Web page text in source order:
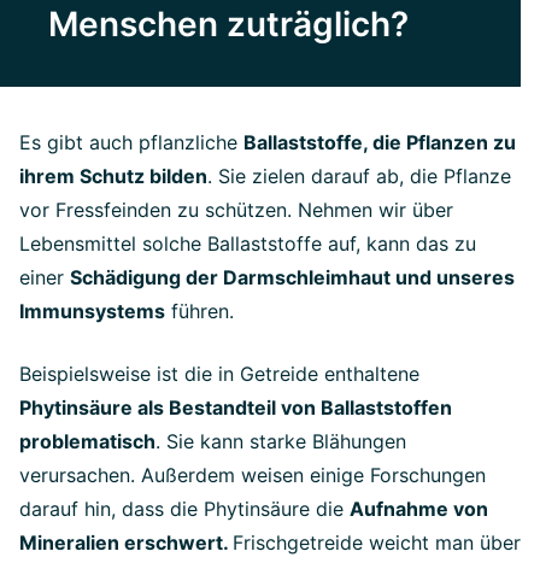
Menschen zuträglich?
Es gibt auch pflanzliche Ballaststoffe, die Pflanzen zu
ihrem Schutz bilden. Sie zielen darauf ab, die Pflanze
vor Fressfeinden zu schützen. Nehmen wir über
Lebensmittel solche Ballaststoffe auf, kann das zu
einer Schädigung der Darmschleimhaut und unseres
Immunsystems führen.
Beispielsweise ist die in Getreide enthaltene
Phytinsäure als Bestandteil von Ballaststoffen
problematisch. Sie kann starke Blähungen
verursachen. Außerdem weisen einige Forschungen
darauf hin, dass die Phytinsäure die Aufnahme von
Mineralien erschwert. Frischgetreide weicht man über